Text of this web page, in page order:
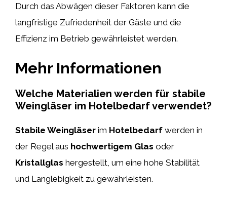
Durch das Abwägen dieser Faktoren kann die
langfristige Zufriedenheit der Gäste und die
Effizienz im Betrieb gewährleistet werden.
Mehr Informationen
Welche Materialien werden für stabile
Weingläser im Hotelbedarf verwendet?
Stabile Weingläser im Hotelbedarf werden in
der Regel aus hochwertigem Glas oder
Kristallglas hergestellt, um eine hohe Stabilität
und Langlebigkeit zu gewährleisten.